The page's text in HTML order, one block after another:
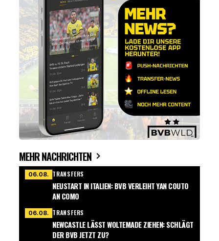
MEHR NACHRICHTEN
06.08. TRANSFERS
NEUSTART IN ITALIEN: BVB VERLEIHT YAN COUTO
AN COMO
06.08. TRANSFERS
NEWCASTLE LÄSST WOLTEMADE ZIEHEN: SCHLÄGT
DER BVB JETZT ZU?